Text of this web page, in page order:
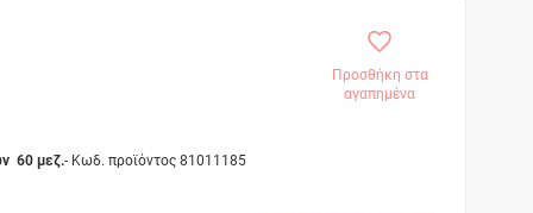
Προσθήκη στα
αγαπημένα
60 μεζ.- Κωδ. προϊόντος 81011185